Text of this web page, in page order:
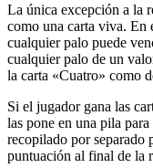
La única excepción a la
como una carta viva. En
cualquier palo puede
cualquier palo de un
la carta «Cuatro» como
Si el jugador gana las
las pone en una pila
recopilado por separado
puntuación al final de la